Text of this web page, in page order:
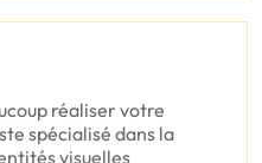
réaliser votre
spécialisé dans la
visuelles